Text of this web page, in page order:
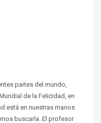
partes del mundo,
de la Felicidad, en
está en nuestras manos
buscarla. El profesor